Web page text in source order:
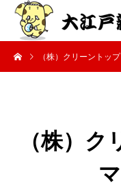
（株）クリーントッ
（株）